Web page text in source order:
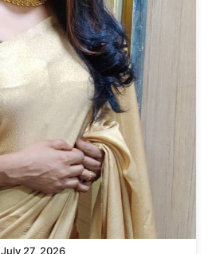
July 27, 2026